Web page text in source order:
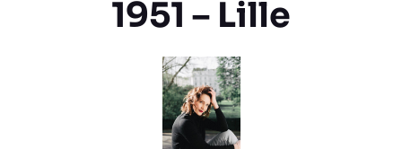
1951 – Lille